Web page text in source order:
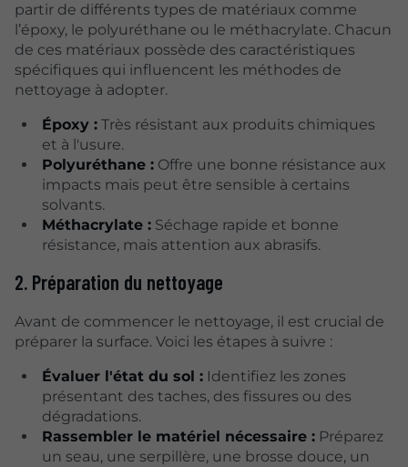
partir de différents types de matériaux comme
l’époxy, le polyuréthane ou le méthacrylate. Chacun
de ces matériaux possède des caractéristiques
spécifiques qui influencent les méthodes de
nettoyage à adopter.
Époxy :Très résistant aux produits chimiques
et à l'usure.
Polyuréthane :Offre une bonne résistance aux
impacts mais peut être sensible à certains
solvants.
Méthacrylate :Séchage rapide et bonne
résistance, mais attention aux abrasifs.
2. Préparation du nettoyage
Avant de commencer le nettoyage, il est crucial de
préparer la surface. Voici les étapes à suivre :
Évaluer l'état du sol :Identifiez les zones
présentant des taches, des fissures ou des
dégradations.
Rassembler le matériel nécessaire :Préparez
un seau, une serpillère, une brosse douce, un